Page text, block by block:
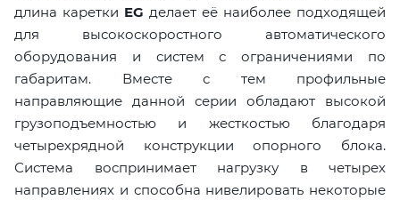
длина каретки EG делает её наиболее подходящей
для высокоскоростного автоматического
оборудования и систем с ограничениями по
габаритам. Вместе с тем профильные
направляющие данной серии обладают высокой
грузоподъемностью и жесткостью благодаря
четырехрядной конструкции опорного блока.
Система воспринимает нагрузку в четырех
направлениях и способна нивелировать некоторые